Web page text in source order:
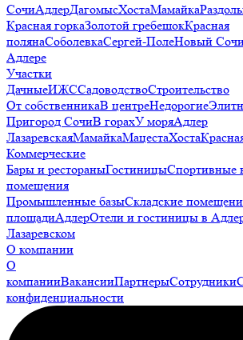
СочиАдлерДагомысХостаМамайка
Красная горкаЗолотой гребешокКрасная
полянаСоболевкаСергей-ПолеНовый
Адлере
Участки
ДачныеИЖССадоводствоСтроительство
От собственникаВ центреНедорогие
Пригород СочиВ горахУ моряАдлер
ЛазаревскаяМамайкаМацестаХоста
Коммерческие
Бары и рестораныГостиницыСпортивные
помещения
Промышленные базыСкладские
площадиАдлерОтели и гостиницы в
Лазаревском
О компании
О
компанииВакансииПартнерыСотрудники
конфиденциальности